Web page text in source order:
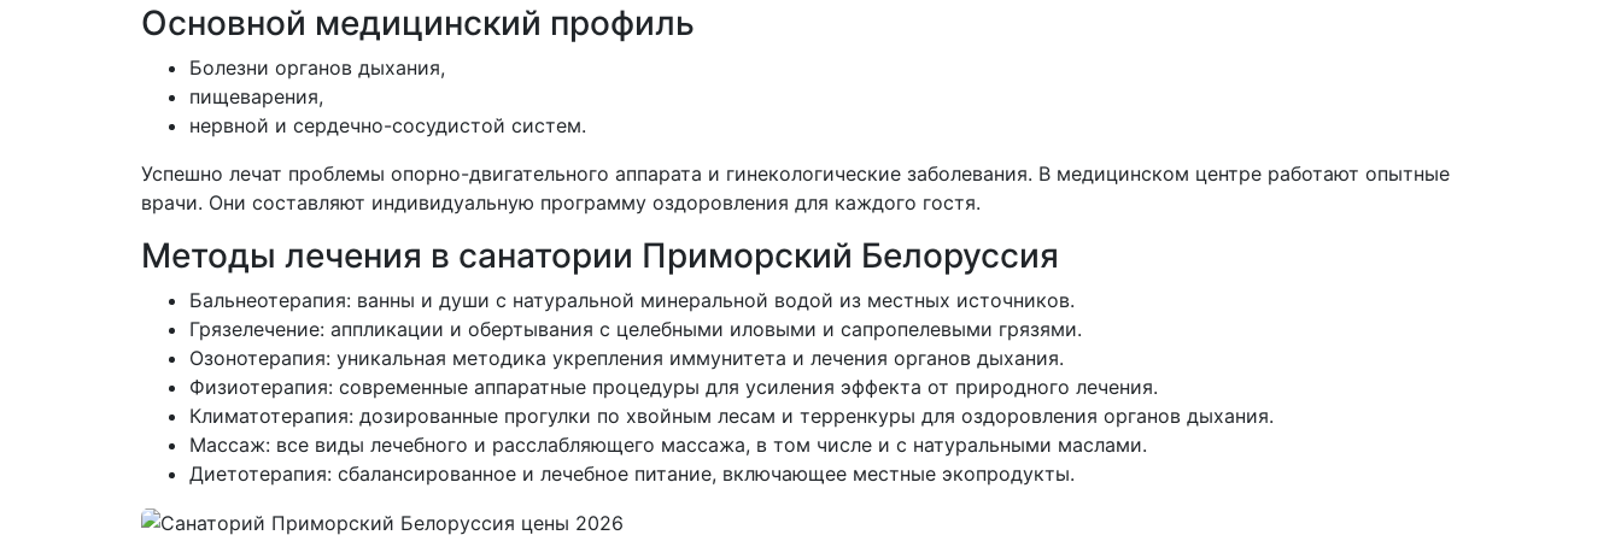
Основной медицинский профиль
Болезни органов дыхания,
пищеварения,
нервной и сердечно-сосудистой систем.
Успешно лечат проблемы опорно-двигательного аппарата и гинекологические заболевания. В медицинском центре работают опытные
врачи. Они составляют индивидуальную программу оздоровления для каждого гостя.
Методы лечения в санатории Приморский Белоруссия
Бальнеотерапия: ванны и души с натуральной минеральной водой из местных источников.
Грязелечение: аппликации и обертывания с целебными иловыми и сапропелевыми грязями.
Озонотерапия: уникальная методика укрепления иммунитета и лечения органов дыхания.
Физиотерапия: современные аппаратные процедуры для усиления эффекта от природного лечения.
Климатотерапия: дозированные прогулки по хвойным лесам и терренкуры для оздоровления органов дыхания.
Массаж: все виды лечебного и расслабляющего массажа, в том числе и с натуральными маслами.
Диетотерапия: сбалансированное и лечебное питание, включающее местные экопродукты.